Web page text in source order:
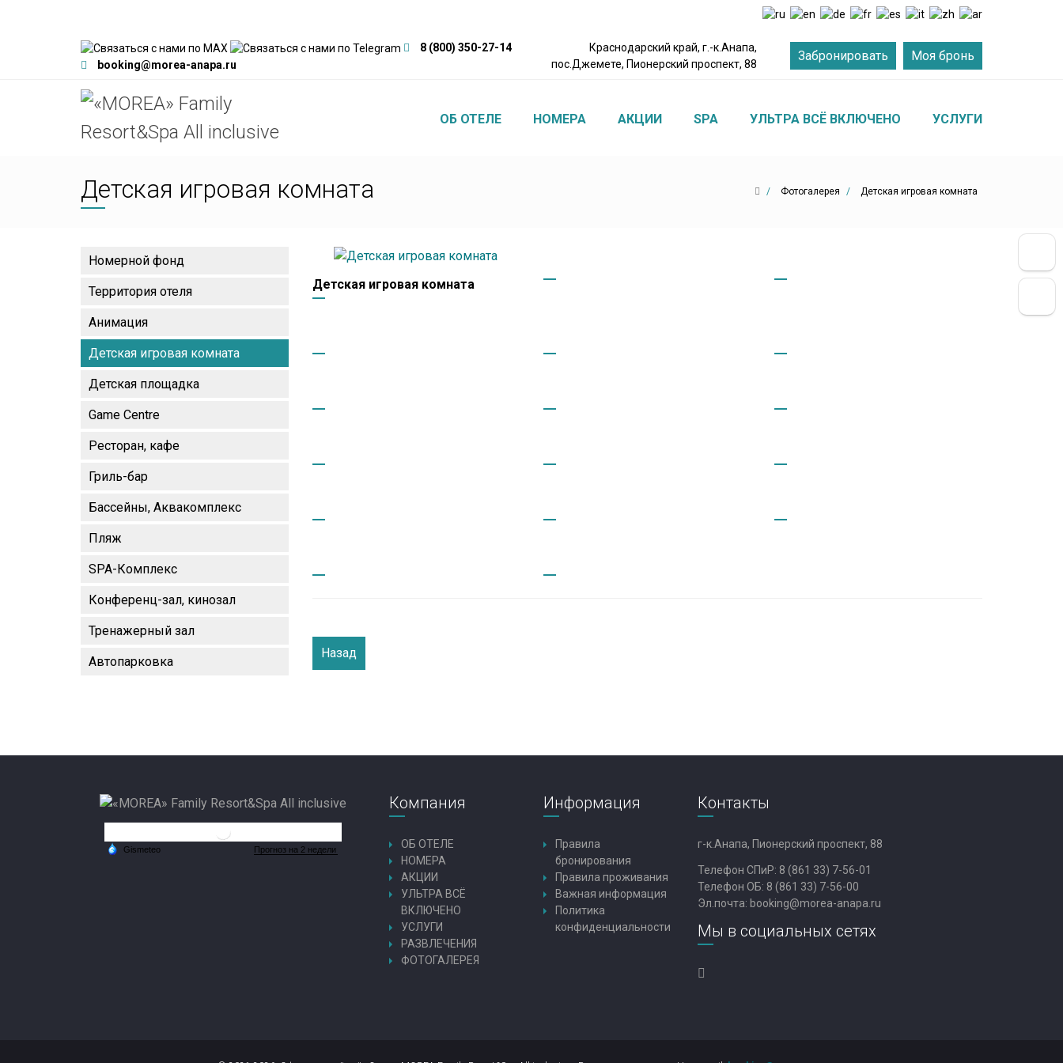
8 (800) 350-27-14
booking@morea-anapa.ru
Краснодарский край, г.-к.Анапа,
пос.Джемете, Пионерский проспект, 88
Забронировать Моя бронь
ОБ ОТЕЛЕ НОМЕРА АКЦИИ SPA УЛЬТРА ВСЁ ВКЛЮЧЕНО УСЛУГИ
Детская игровая комната Фотогалерея Детская игровая комната
Номерной фонд
Территория отеля
Анимация
Детская игровая комната
Детская площадка
Game Centre
Ресторан, кафе
Гриль-бар
Бассейны, Аквакомплекс
Пляж
SPA-Комплекс
Конференц-зал, кинозал
Тренажерный зал
Автопарковка
Детская игровая комната
Назад
Компания
ОБ ОТЕЛЕ
НОМЕРА
АКЦИИ
УЛЬТРА ВСЁ
ВКЛЮЧЕНО
УСЛУГИ
РАЗВЛЕЧЕНИЯ
ФОТОГАЛЕРЕЯ
Информация
Правила
бронирования
Правила проживания
Важная информация
Политика
конфиденциальности
Контакты
г-к.Анапа, Пионерский проспект, 88
Телефон СПиР: 8 (861 33) 7-56-01
Телефон ОБ: 8 (861 33) 7-56-00
Эл.почта: booking@morea-anapa.ru
Мы в социальных сетях